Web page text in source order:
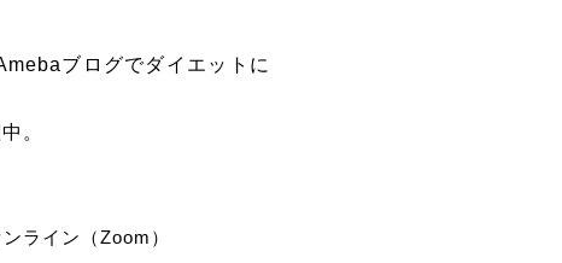
ブログでダイエットに
。
ンライン（Zoom）